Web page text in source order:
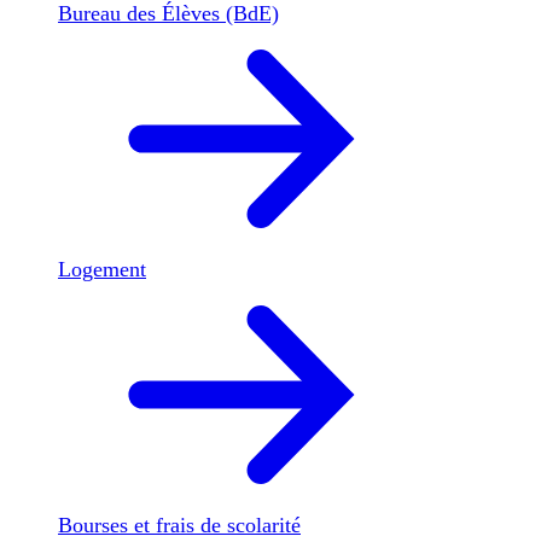
Bureau des Élèves (BdE)
Logement
Bourses et frais de scolarité